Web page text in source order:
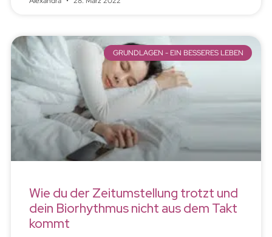
GRUNDLAGEN - EIN BESSERES LEBEN
Wie du der Zeitumstellung trotzt und
dein Biorhythmus nicht aus dem Takt
kommt